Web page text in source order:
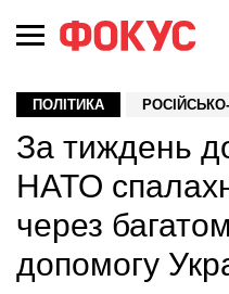
ПОЛІТИКА
За тиждень
НАТО
через
допомогу